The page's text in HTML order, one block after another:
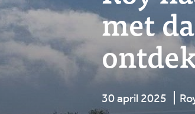
met
30 april 2025